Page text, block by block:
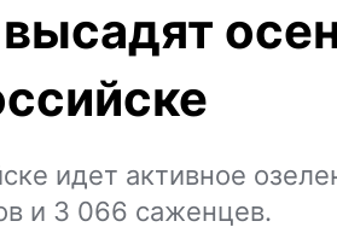
идет активное
и 3 066 саженцев.